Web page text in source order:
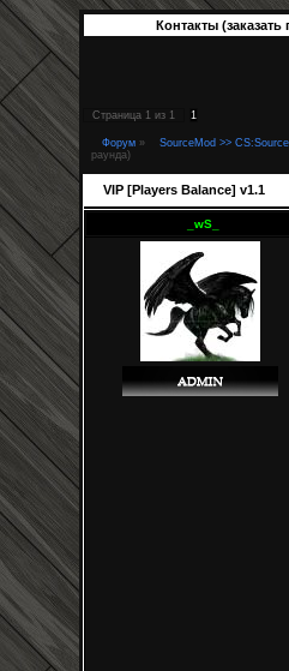
Контакты
Страница 1 из 1 1
Форум » SourceMod >>
раунда)
VIP [Players Balance] v1.1
_wS_